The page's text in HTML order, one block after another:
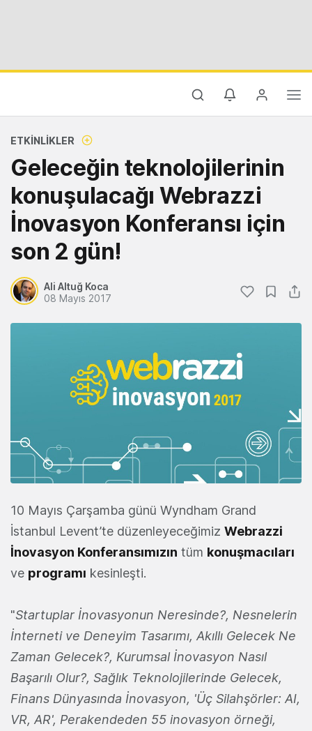
ETKINLIKLER
Geleceğin teknolojilerinin
konuşulacağı Webrazzi
İnovasyon Konferansı için
son 2 gün!
Ali Altuğ Koca
08 Mayıs 2017
10 Mayıs Çarşamba günü Wyndham Grand
İstanbul Levent’te düzenleyeceğimiz Webrazzi
İnovasyon Konferansımızın tüm konuşmacıları
ve programı kesinleşti.
"Startuplar İnovasyonun Neresinde?, Nesnelerin
İnterneti ve Deneyim Tasarımı, Akıllı Gelecek Ne
Zaman Gelecek?, Kurumsal İnovasyon Nasıl
Başarılı Olur?, Sağlık Teknolojilerinde Gelecek,
Finans Dünyasında İnovasyon, 'Üç Silahşörler: AI,
VR, AR', Perakendeden 55 inovasyon örneği,